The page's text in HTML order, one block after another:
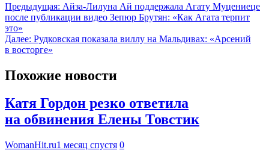
Предыдущая: Айза-Лилуна Ай поддержала Агату Муцениеце
после публикации видео Зепюр Брутян: «Как Агата терпит
это»
Далее: Рудковская показала виллу на Мальдивах: «Арсений
в восторге»
Похожие новости
Катя Гордон резко ответила
на обвинения Елены Товстик
WomanHit.ru1 месяц спустя 0